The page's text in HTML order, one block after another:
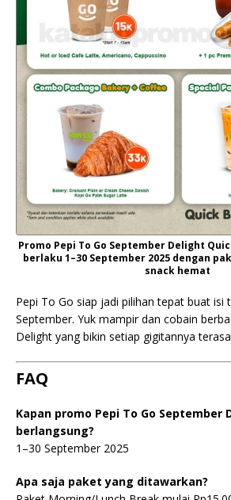
Promo Pepi To Go September Delight
berlaku 1–30 September 2025 dengan
snack hemat
Pepi To Go siap jadi pilihan tepat buat isi
September. Yuk mampir dan cobain
Delight yang bikin setiap gigitannya
FAQ
Kapan promo Pepi To Go September
berlangsung?
1–30 September 2025
Apa saja paket yang ditawarkan?